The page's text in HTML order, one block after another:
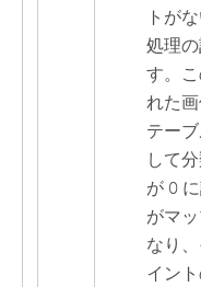
トが
処理
す。
れた
テー
して
が 0
がマ
なり
イン